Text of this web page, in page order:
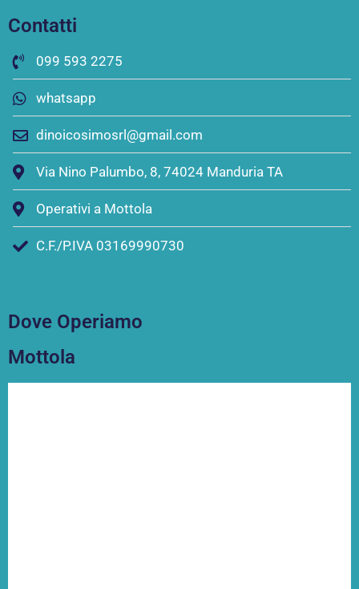
Contatti
099 593 2275
whatsapp
dinoicosimosrl@gmail.com
Via Nino Palumbo, 8, 74024 Manduria TA
Operativi a Mottola
C.F./P.IVA 03169990730
Dove Operiamo
Mottola